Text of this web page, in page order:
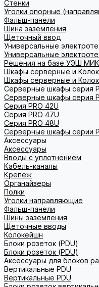
Стенки
Уголки опорные
Фальш-панели
Шина заземления
Щеточный ввод
Универсальные
Универсальные
Решения на базе УЭШ
Шкафы серверные и
Шкафы серверные и
Серверные шкафы серия
Серверные шкафы серия
Серия PRO 42U
Серия PRO 47U
Серия PRO 48U
Серверные шкафы серии
Аксессуары
Аксессуары
Вводы с уплотнением
Кабель-каналы
Крепеж
Органайзеры
Полки
Уголки направляющие
Фальш-панели
Шины заземления
Щеточные вводы
Колокейшн
Блоки розеток (PDU)
Блоки розеток (PDU)
Аксессуары для блоков
Вертикальные PDU
Вертикальные PDU